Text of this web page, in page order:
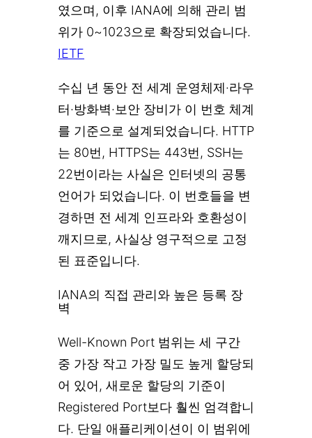
였으며, 이후 IANA에 의해 관리 범
위가 0~1023으로 확장되었습니다.
IETF
수십 년 동안 전 세계 운영체제·라우
터·방화벽·보안 장비가 이 번호 체계
를 기준으로 설계되었습니다. HTTP
는 80번, HTTPS는 443번, SSH는
22번이라는 사실은 인터넷의 공통
언어가 되었습니다. 이 번호들을 변
경하면 전 세계 인프라와 호환성이
깨지므로, 사실상 영구적으로 고정
된 표준입니다.
IANA의 직접 관리와 높은 등록 장
벽
Well-Known Port 범위는 세 구간
중 가장 작고 가장 밀도 높게 할당되
어 있어, 새로운 할당의 기준이
Registered Port보다 훨씬 엄격합니
다. 단일 애플리케이션이 이 범위에